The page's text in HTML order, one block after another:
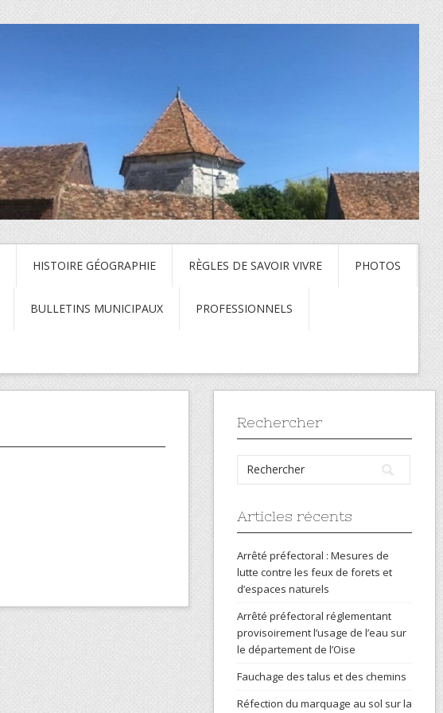
HISTOIRE GÉOGRAPHIE RÈGLES DE SAVOIR VIVRE PHOTOS
BULLETINS MUNICIPAUX PROFESSIONNELS
Rechercher
Articles récents
Arrêté préfectoral : Mesures de
lutte contre les feux de forets et
d’espaces naturels
Arrêté préfectoral réglementant
provisoirement l’usage de l’eau sur
le département de l’Oise
Fauchage des talus et des chemins
Réfection du marquage au sol sur la